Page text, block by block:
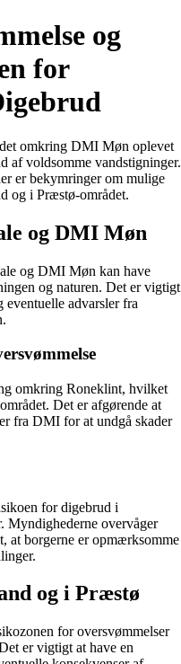
og
for
omkring DMI Møn oplevet
af voldsomme vandstigninger.
er bekymringer om mulige
og i Præstø-området.
og DMI Møn
og DMI Møn kan have
og naturen. Det er vigtigt
advarsler fra
omkring Roneklint, hvilket
Det er afgørende at
fra DMI for at undgå skader
for digebrud i
Myndighederne overvåger
at borgerne er opmærksomme
og i Præstø
for oversvømmelser
er vigtigt at have en